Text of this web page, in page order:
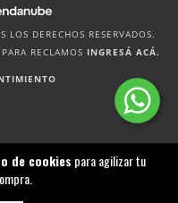
de cookies para agilizar tu
DERECHOS RESERVADOS.
RECLAMOS INGRESÁ ACÁ.